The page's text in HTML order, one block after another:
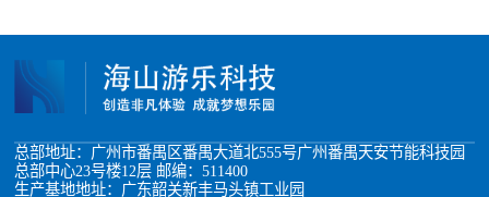
总部地址：广州市番禺区番禺大道北555号广州番禺天安节能科技园
总部中心23号楼12层 邮编：511400
生产基地地址：广东韶关新丰马头镇工业园